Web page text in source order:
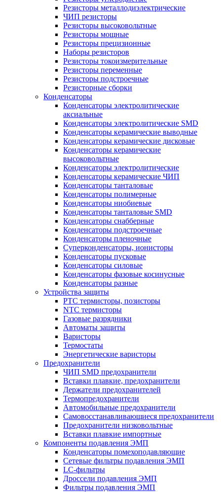
Резисторы металлодиэлектрические
ЧИП резисторы
Резисторы высоковольтные
Резисторы мощные
Резисторы прецизионные
Наборы резисторов
Резисторы токоизмерительные
Резисторы переменные
Резисторы подстроечные
Резисторные сборки
Конденсаторы
Конденсаторы электролитические
аксиальные
Конденсаторы электролитические SMD
Конденсаторы керамические выводные
Конденсаторы керамические дисковые
Конденсаторы керамические
высоковольтные
Конденсаторы электролитические
Конденсаторы керамические ЧИП
Конденсаторы танталовые
Конденсаторы полимерные
Конденсаторы ниобиевые
Конденсаторы танталовые SMD
Конденсаторы снабберные
Конденсаторы подстроечные
Конденсаторы пленочные
Суперконденсаторы, ионисторы
Конденсаторы пусковые
Конденсаторы силовые
Конденсаторы фазовые косинусные
Конденсаторы разные
Устройства защиты
PTC термисторы, позисторы
NTC термисторы
Газовые разрядники
Автоматы защиты
Варисторы
Термостаты
Энергетические варисторы
Предохранители
ЧИП SMD предохранители
Вставки плавкие, предохранители
Держатели предохранителей
Термопредохранители
Автомобильные предохранители
Самовосстанавливающиеся предохранители
Предохранители низковольтные
Вставки плавкие импортные
Компоненты подавления ЭМП
Конденсаторы помехоподавляющие
Сетевые фильтры подавления ЭМП
LC-фильтры
Дроссели подавления ЭМП
Фильтры подавления ЭМП